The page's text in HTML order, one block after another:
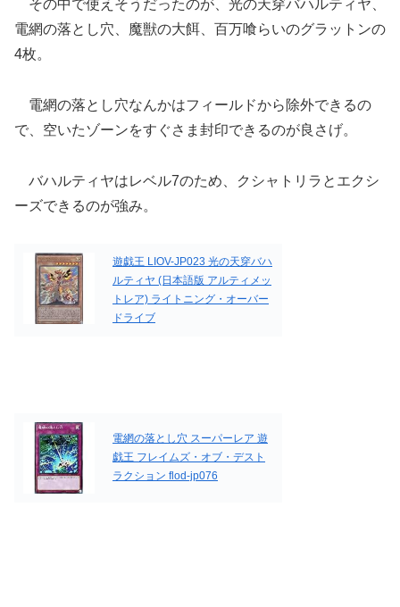
その中で使えそうだったのが、光の天穿バハルティヤ、
電網の落とし穴、魔獣の大餌、百万喰らいのグラットンの
4枚。
電網の落とし穴なんかはフィールドから除外できるの
で、空いたゾーンをすぐさま封印できるのが良さげ。
バハルティヤはレベル7のため、クシャトリラとエクシ
ーズできるのが強み。
遊戯王 LIOV-JP023 光の天穿バハ
ルティヤ (日本語版 アルティメッ
トレア) ライトニング・オーバー
ドライブ
電網の落とし穴 スーパーレア 遊
戯王 フレイムズ・オブ・デスト
ラクション flod-jp076